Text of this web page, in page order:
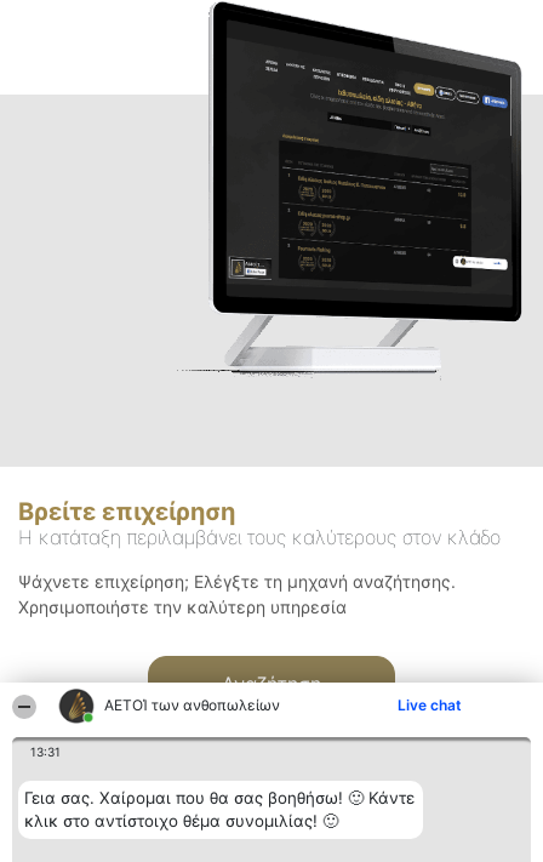
ΑΕΤΟΊ των ανθοπωλείων Live chat
13:31
Γεια σας. Χαίρομαι που θα σας βοηθήσω! 🙂 Κάντε
κλικ στο αντίστοιχο θέμα συνομιλίας! 🙂
Βρείτε επιχείρηση
Η κατάταξη περιλαμβάνει τους καλύτερους στον κλάδο
Ψάχνετε επιχείρηση; Ελέγξτε τη μηχανή αναζήτησης.
Χρησιμοποιήστε την καλύτερη υπηρεσία
Αναζήτηση